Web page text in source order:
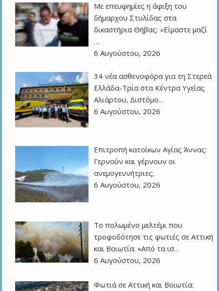
Με επευφημίες η άφιξη του
δήμαρχου Στυλίδας στα
δικαστήρια Θήβας: «Είμαστε μαζί
…
6 Αυγούστου, 2026
34 νέα ασθενοφόρα για τη Στερεά
Ελλάδα-Τρία στα Κέντρα Υγείας
Αλιάρτου, Διστόμο…
6 Αυγούστου, 2026
Επιτροπή κατοίκων Αγίας Άννας:
Γερνούν και γέρνουν οι
ανεμογεννήτριες;
6 Αυγούστου, 2026
Το πολωμένο μελτέμι που
τροφοδότησε τις φωτιές σε Αττική
και Βοιωτία: «Από τα ισ…
6 Αυγούστου, 2026
Φωτιά σε Αττική και Βοιωτία: